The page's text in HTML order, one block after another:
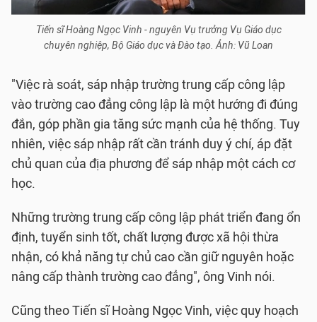
Tiến sĩ Hoàng Ngọc Vinh - nguyên Vụ trưởng Vụ Giáo dục
chuyên nghiệp, Bộ Giáo dục và Đào tạo. Ảnh: Vũ Loan
"Việc rà soát, sáp nhập trường trung cấp công lập
vào trường cao đẳng công lập là một hướng đi đúng
đắn, góp phần gia tăng sức mạnh của hệ thống. Tuy
nhiên, việc sáp nhập rất cần tránh duy ý chí, áp đặt
chủ quan của địa phương để sáp nhập một cách cơ
học.
Những trường trung cấp công lập phát triển đang ổn
định, tuyển sinh tốt, chất lượng được xã hội thừa
nhận, có khả năng tự chủ cao cần giữ nguyên hoặc
nâng cấp thành trường cao đẳng", ông Vinh nói.
Cũng theo Tiến sĩ Hoàng Ngọc Vinh, việc quy hoạch